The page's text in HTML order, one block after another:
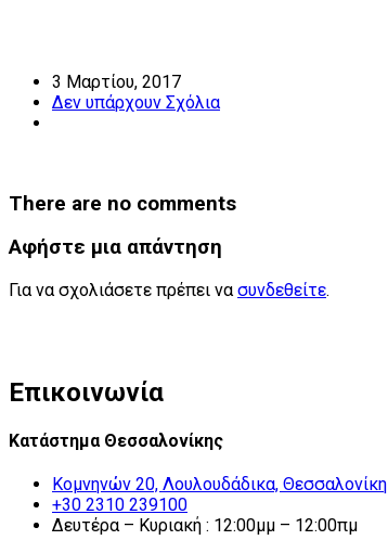
3 Μαρτίου, 2017
Δεν υπάρχουν Σχόλια
There are no comments
Αφήστε μια απάντηση
Για να σχολιάσετε πρέπει νασυνδεθείτε.
Επικοινωνία
Κατάστημα Θεσσαλονίκης
Κομνηνών 20, Λουλουδάδικα, Θεσσαλονίκη
+30 2310 239100
Δευτέρα – Κυριακή : 12:00μμ – 12:00πμ